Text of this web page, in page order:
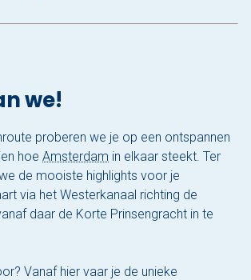
we!
proberen we je op een ontspannen
hoe Amsterdam in elkaar steekt. Ter
de mooiste highlights voor je
via het Westerkanaal richting de
daar de Korte Prinsengracht in te
Vanaf hier vaar je de unieke